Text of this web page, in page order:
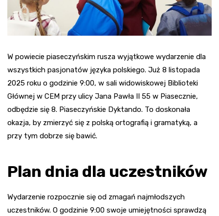
W powiecie piaseczyńskim rusza wyjątkowe wydarzenie dla
wszystkich pasjonatów języka polskiego. Już 8 listopada
2025 roku o godzinie 9:00, w sali widowiskowej Biblioteki
Głównej w CEM przy ulicy Jana Pawła II 55 w Piasecznie,
odbędzie się 8. Piaseczyńskie Dyktando. To doskonała
okazja, by zmierzyć się z polską ortografią i gramatyką, a
przy tym dobrze się bawić.
Plan dnia dla uczestników
Wydarzenie rozpocznie się od zmagań najmłodszych
uczestników. O godzinie 9:00 swoje umiejętności sprawdzą